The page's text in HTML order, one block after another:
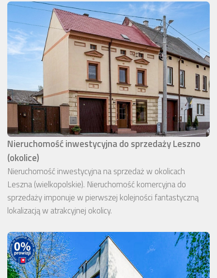
Nieruchomość inwestycyjna do sprzedaży Leszno
(okolice)
Nieruchomość inwestycyjna na sprzedaż w okolicach
Leszna (wielkopolskie). Nieruchomość komercyjna do
sprzedaży imponuje w pierwszej kolejności fantastyczną
lokalizacją w atrakcyjnej okolicy.